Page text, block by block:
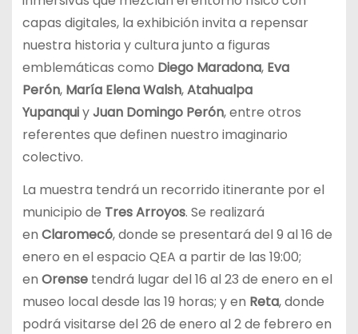
capas digitales, la exhibición invita a repensar
nuestra historia y cultura junto a figuras
emblemáticas como Diego Maradona, Eva
Perón, María Elena Walsh,Atahualpa
YupanquiyJuan Domingo Perón, entre otros
referentes que definen nuestro imaginario
colectivo.
La muestra tendrá un recorrido itinerante por el
municipio de Tres Arroyos. Se realizará
en Claromecó, donde se presentará del 9 al 16 de
enero en el espacio QEA a partir de las 19:00;
en Orense tendrá lugar del 16 al 23 de enero en el
museo local desde las 19 horas; y en Reta, donde
podrá visitarse del 26 de enero al 2 de febrero en